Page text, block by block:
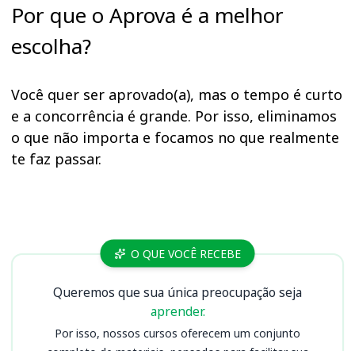
Por que o Aprova é a melhor
escolha?
Você quer ser aprovado(a), mas o tempo é curto
e a concorrência é grande. Por isso, eliminamos
o que não importa e focamos no que realmente
te faz passar.
Cursos CNPQO QUE VOCÊ RECEBE
Queremos que sua única preocupação seja
aprender.
Por isso, nossos cursos oferecem um conjunto